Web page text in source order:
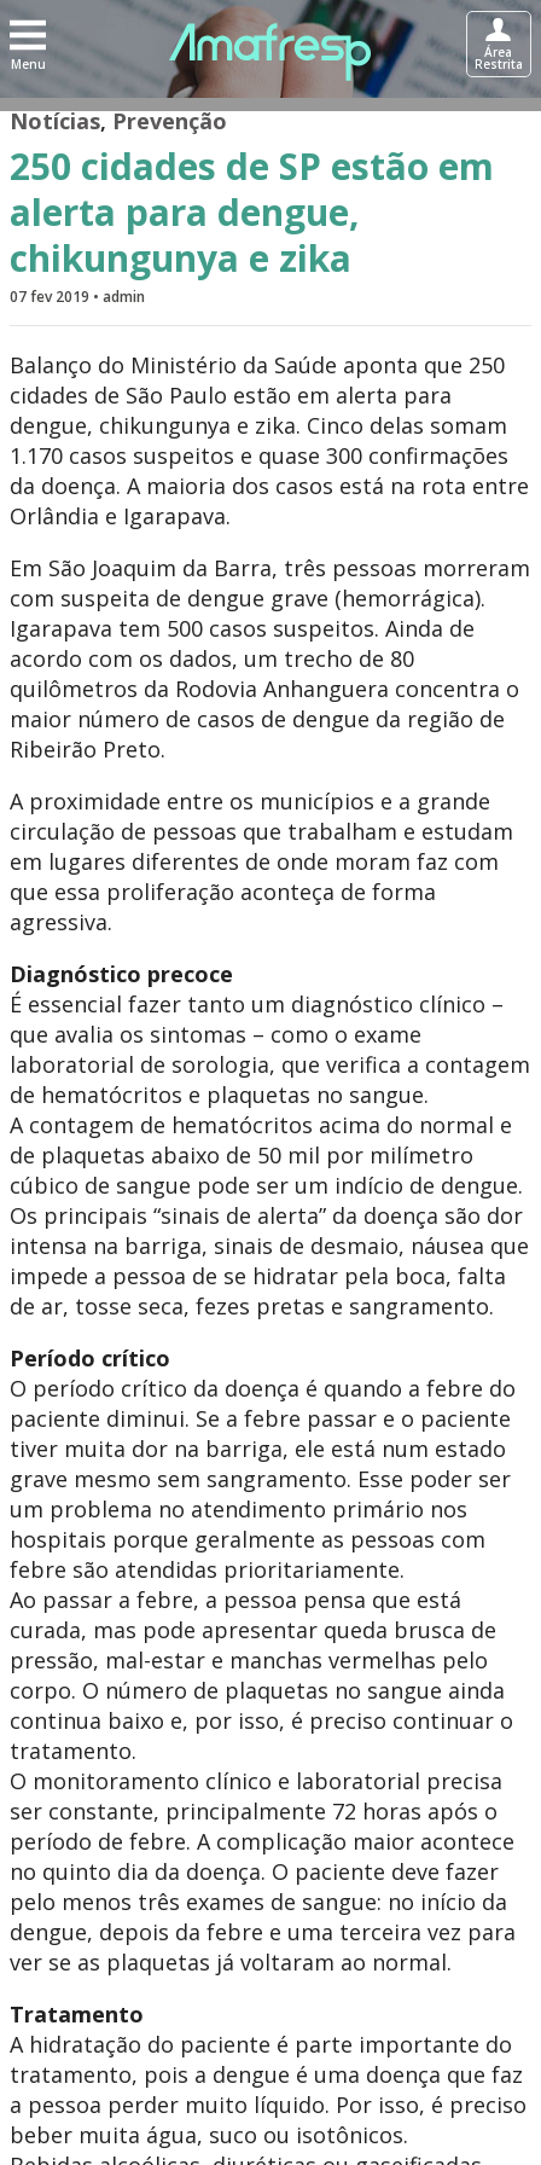
Menu
Área
Restrita
Notícias,Prevenção
250 cidades de SP estão em
alerta para dengue,
chikungunya e zika
07 fev 2019 • admin
Balanço do Ministério da Saúde aponta que 250
cidades de São Paulo estão em alerta para
dengue, chikungunya e zika. Cinco delas somam
1.170 casos suspeitos e quase 300 confirmações
da doença. A maioria dos casos está na rota entre
Orlândia e Igarapava.
Em São Joaquim da Barra, três pessoas morreram
com suspeita de dengue grave (hemorrágica).
Igarapava tem 500 casos suspeitos. Ainda de
acordo com os dados, um trecho de 80
quilômetros da Rodovia Anhanguera concentra o
maior número de casos de dengue da região de
Ribeirão Preto.
A proximidade entre os municípios e a grande
circulação de pessoas que trabalham e estudam
em lugares diferentes de onde moram faz com
que essa proliferação aconteça de forma
agressiva.
Diagnóstico precoce
É essencial fazer tanto um diagnóstico clínico –
que avalia os sintomas – como o exame
laboratorial de sorologia, que verifica a contagem
de hematócritos e plaquetas no sangue.
A contagem de hematócritos acima do normal e
de plaquetas abaixo de 50 mil por milímetro
cúbico de sangue pode ser um indício de dengue.
Os principais “sinais de alerta” da doença são dor
intensa na barriga, sinais de desmaio, náusea que
impede a pessoa de se hidratar pela boca, falta
de ar, tosse seca, fezes pretas e sangramento.
Período crítico
O período crítico da doença é quando a febre do
paciente diminui. Se a febre passar e o paciente
tiver muita dor na barriga, ele está num estado
grave mesmo sem sangramento. Esse poder ser
um problema no atendimento primário nos
hospitais porque geralmente as pessoas com
febre são atendidas prioritariamente.
Ao passar a febre, a pessoa pensa que está
curada, mas pode apresentar queda brusca de
pressão, mal-estar e manchas vermelhas pelo
corpo. O número de plaquetas no sangue ainda
continua baixo e, por isso, é preciso continuar o
tratamento.
O monitoramento clínico e laboratorial precisa
ser constante, principalmente 72 horas após o
período de febre. A complicação maior acontece
no quinto dia da doença. O paciente deve fazer
pelo menos três exames de sangue: no início da
dengue, depois da febre e uma terceira vez para
ver se as plaquetas já voltaram ao normal.
Tratamento
A hidratação do paciente é parte importante do
tratamento, pois a dengue é uma doença que faz
a pessoa perder muito líquido. Por isso, é preciso
beber muita água, suco ou isotônicos.